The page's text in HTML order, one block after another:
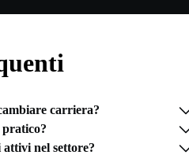
carriera?
pratico?
nel settore?